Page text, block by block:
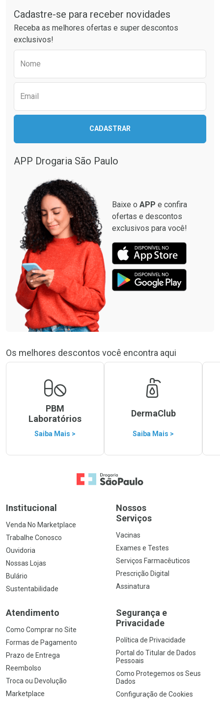
Cadastre-se para receber novidades
Receba as melhores ofertas e super descontos
exclusivos!
Nome
Email
CADASTRAR
APP Drogaria São Paulo
Baixe o APP e confira
ofertas e descontos
exclusivos para você!
Os melhores descontos você encontra aqui
PBM
Laboratórios
Saiba Mais >
DermaClub
Saiba Mais >
Ir para a Home
Institucional
Venda No Marketplace
Trabalhe Conosco
Ouvidoria
Nossas Lojas
Bulário
Sustentabilidade
Nossos
Serviços
Vacinas
Exames e Testes
Serviços Farmacêuticos
Prescrição Digital
Assinatura
Atendimento
Como Comprar no Site
Formas de Pagamento
Prazo de Entrega
Reembolso
Troca ou Devolução
Marketplace
Segurança e
Privacidade
Política de Privacidade
Portal do Titular de Dados
Pessoais
Como Protegemos os Seus
Dados
Configuração de Cookies